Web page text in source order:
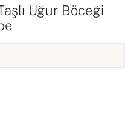
Uğur Böceği